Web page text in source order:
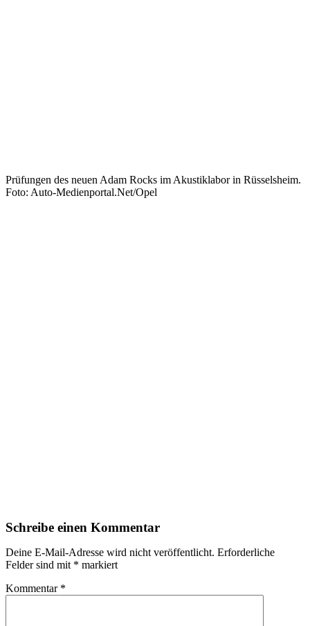
Prüfungen des neuen Adam Rocks im Akustiklabor in Rüsselsheim.
Foto: Auto-Medienportal.Net/Opel
Schreibe einen Kommentar
Deine E-Mail-Adresse wird nicht veröffentlicht. Erforderliche
Felder sind mit * markiert
Kommentar *